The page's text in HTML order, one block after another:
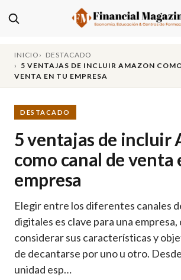
INICIO
DESTACADO
5 VENTAJAS DE INCLUIR AMAZON
VENTA EN TU EMPRESA
DESTACADO
5 ventajas de incluir
como canal de venta
empresa
Elegir entre los diferentes canales
digitales es clave para una empresa,
considerar sus características y
de decantarse por uno u otro.
unidad esp…